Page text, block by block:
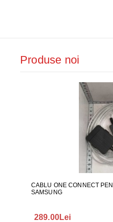
Produse noi
CABLU ONE CONNECT
SAMSUNG
289.00Lei